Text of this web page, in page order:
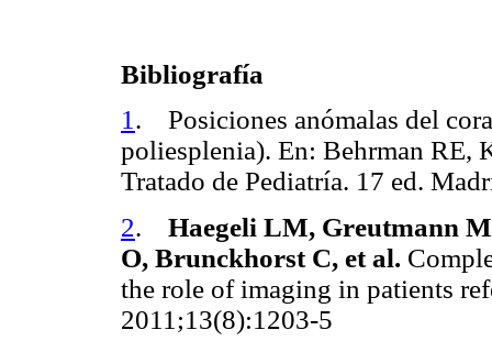
Bibliografía
1. Posiciones anómalas del
poliesplenia). En: Behrman RE,
Tratado de Pediatría. 17 ed.
2. Haegeli LM, Greutmann
O, Brunckhorst C, et al.
the role of imaging in patients
2011;13(8):1203-5